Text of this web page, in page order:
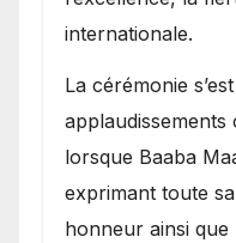
internationale.
​La cérémonie
lorsque Baaba
exprimant toute
honneur ainsi